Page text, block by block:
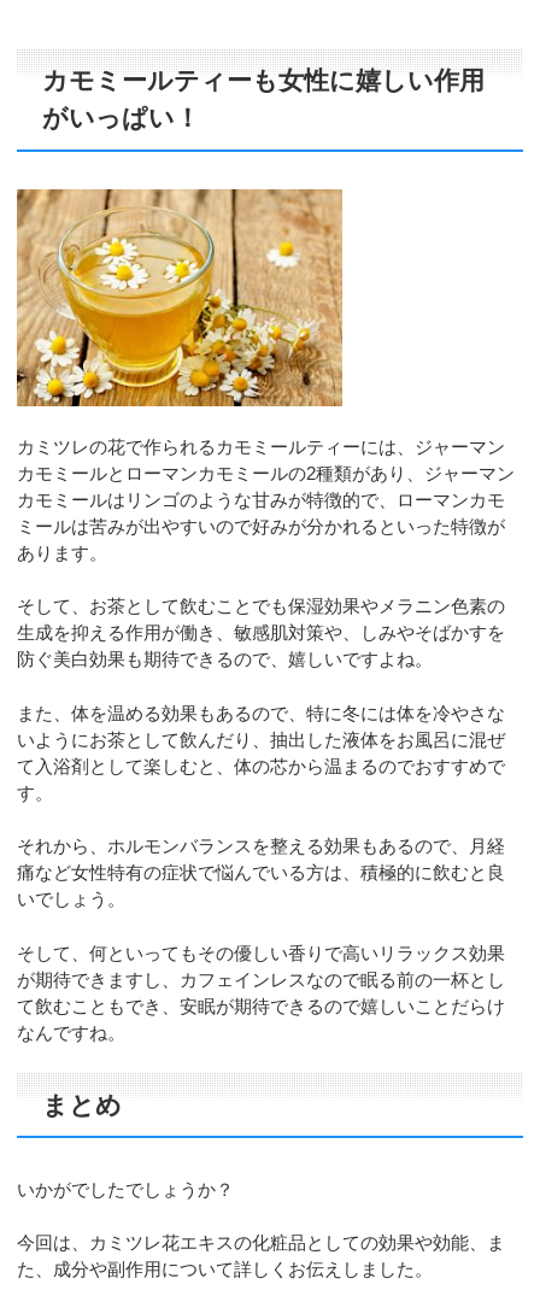
カモミールティーも女性に嬉しい作用
がいっぱい！
カミツレの花で作られるカモミールティーには、ジャーマン
カモミールとローマンカモミールの2種類があり、ジャーマン
カモミールはリンゴのような甘みが特徴的で、ローマンカモ
ミールは苦みが出やすいので好みが分かれるといった特徴が
あります。
そして、お茶として飲むことでも保湿効果やメラニン色素の
生成を抑える作用が働き、敏感肌対策や、しみやそばかすを
防ぐ美白効果も期待できるので、嬉しいですよね。
また、体を温める効果もあるので、特に冬には体を冷やさな
いようにお茶として飲んだり、抽出した液体をお風呂に混ぜ
て入浴剤として楽しむと、体の芯から温まるのでおすすめで
す。
それから、ホルモンバランスを整える効果もあるので、月経
痛など女性特有の症状で悩んでいる方は、積極的に飲むと良
いでしょう。
そして、何といってもその優しい香りで高いリラックス効果
が期待できますし、カフェインレスなので眠る前の一杯とし
て飲むこともでき、安眠が期待できるので嬉しいことだらけ
なんですね。
まとめ
いかがでしたでしょうか？
今回は、カミツレ花エキスの化粧品としての効果や効能、ま
た、成分や副作用について詳しくお伝えしました。